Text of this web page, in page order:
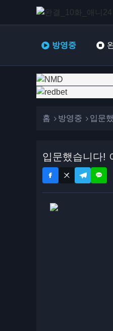
방영중
홈 방영중 입문
입문했습니다!